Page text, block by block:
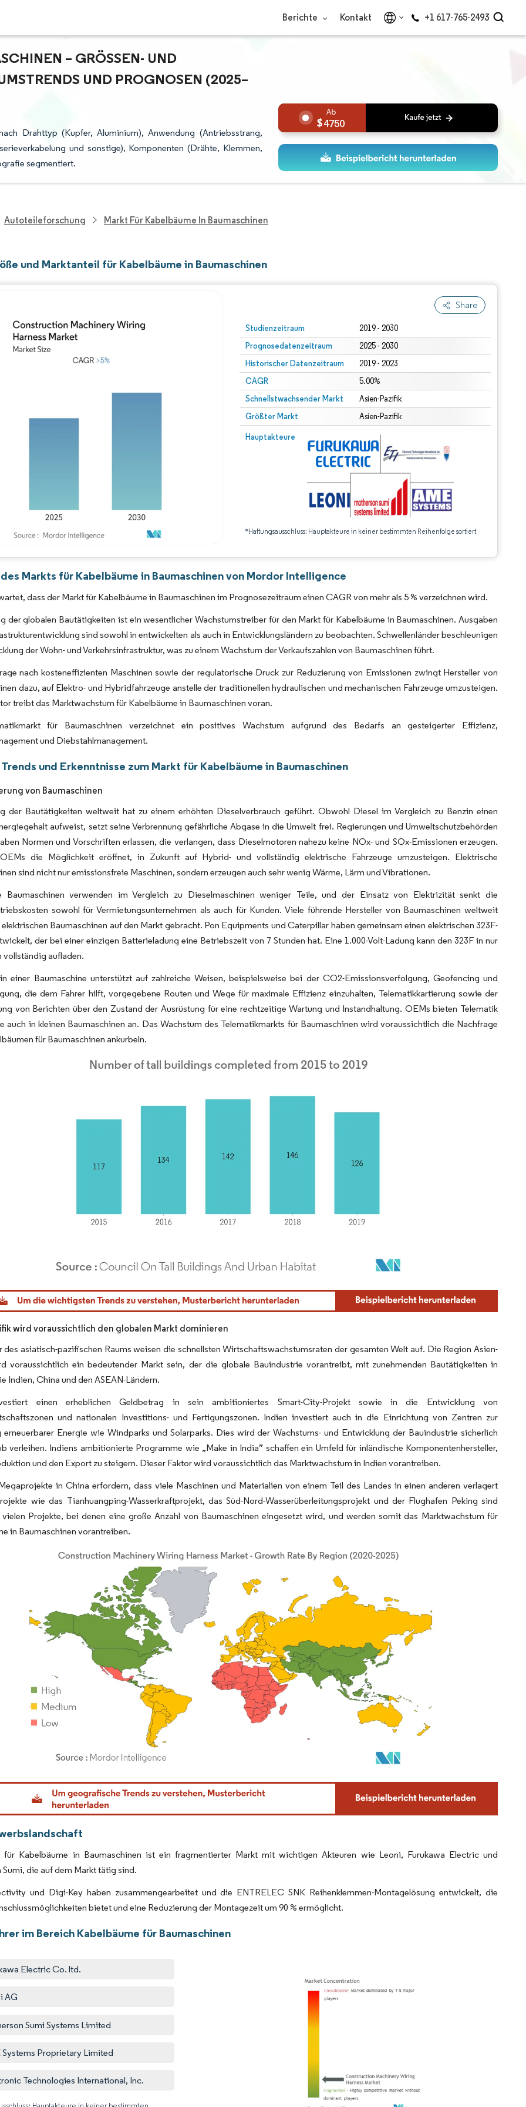
Berichte Kontakt +1 617-765-2493
– GRÖSSEN- UND M
UND PROGNOSEN (2025–2
Drahttyp (Kupfer, Aluminium), Anwendung (Antriebsstrang,
und sonstige), Komponenten (Drähte, Klemmen,
segmentiert.
4750
Autoteileforschung Markt Für Kabelbäume In Baumaschinen
und Marktanteil für Kabelbäume in Baumaschinen
Share
Studienzeitraum 2019 - 2030
Prognosedatenzeitraum 2025 - 2030
Historischer Datenzeitraum 2019 - 2023
CAGR 5.00%
Schnellstwachsender Markt Asien-Pazifik
Größter Markt Asien-Pazifik
Hauptakteure
*Haftungsausschluss: Hauptakteure in keiner bestimmten Reihenfolge sortiert
Markts für Kabelbäume in Baumaschinen von Mordor Intelligence
dass der Markt für Kabelbäume in Baumaschinen im Prognosezeitraum einen CAGR von mehr als 5 % verzeichnen wird.
der globalen Bautätigkeiten ist ein wesentlicher Wachstumstreiber für den Markt für Kabelbäume in Baumaschinen. Ausgaben
sind sowohl in entwickelten als auch in Entwicklungsländern zu beobachten. Schwellenländer beschleunigen
der Wohn- und Verkehrsinfrastruktur, was zu einem Wachstum der Verkaufszahlen von Baumaschinen führt.
nach kosteneffizienten Maschinen sowie der regulatorische Druck zur Reduzierung von Emissionen zwingt Hersteller von
dazu, auf Elektro- und Hybridfahrzeuge anstelle der traditionellen hydraulischen und mechanischen Fahrzeuge umzusteigen.
treibt das Marktwachstum für Kabelbäume in Baumaschinen voran.
für Baumaschinen verzeichnet ein positives Wachstum aufgrund des Bedarfs an gesteigerter Effizienz,
und Diebstahlmanagement.
und Erkenntnisse zum Markt für Kabelbäume in Baumaschinen
von Baumaschinen
der Bautätigkeiten weltweit hat zu einem erhöhten Dieselverbrauch geführt. Obwohl Diesel im Vergleich zu Benzin einen
aufweist, setzt seine Verbrennung gefährliche Abgase in die Umwelt frei. Regierungen und Umweltschutzbehörden
Normen und Vorschriften erlassen, die verlangen, dass Dieselmotoren nahezu keine NOx- und SOx-Emissionen erzeugen.
die Möglichkeit eröffnet, in Zukunft auf Hybrid- und vollständig elektrische Fahrzeuge umzusteigen. Elektrische
sind nicht nur emissionsfreie Maschinen, sondern erzeugen auch sehr wenig Wärme, Lärm und Vibrationen.
Baumaschinen verwenden im Vergleich zu Dieselmaschinen weniger Teile, und der Einsatz von Elektrizität senkt die
sowohl für Vermietungsunternehmen als auch für Kunden. Viele führende Hersteller von Baumaschinen weltweit
Baumaschinen auf den Markt gebracht. Pon Equipments und Caterpillar haben gemeinsam einen elektrischen 323F-
der bei einer einzigen Batterieladung eine Betriebszeit von 7 Stunden hat. Eine 1.000-Volt-Ladung kann den 323F in nur
vollständig aufladen.
einer Baumaschine unterstützt auf zahlreiche Weisen, beispielsweise bei der CO2-Emissionsverfolgung, Geofencing und
die dem Fahrer hilft, vorgegebene Routen und Wege für maximale Effizienz einzuhalten, Telematikkartierung sowie der
von Berichten über den Zustand der Ausrüstung für eine rechtzeitige Wartung und Instandhaltung. OEMs bieten Telematik
auch in kleinen Baumaschinen an. Das Wachstum des Telematikmarkts für Baumaschinen wird voraussichtlich die Nachfrage
für Baumaschinen ankurbeln.
Intelligence. Wiederverwendung erfordert Namensnennung gemäß CC BY 4.0.
wird voraussichtlich den globalen Markt dominieren
des asiatisch-pazifischen Raums weisen die schnellsten Wirtschaftswachstumsraten der gesamten Welt auf. Die Region Asien-
voraussichtlich ein bedeutender Markt sein, der die globale Bauindustrie vorantreibt, mit zunehmenden Bautätigkeiten in
Indien, China und den ASEAN-Ländern.
einen erheblichen Geldbetrag in sein ambitioniertes Smart-City-Projekt sowie in die Entwicklung von
und nationalen Investitions- und Fertigungszonen. Indien investiert auch in die Einrichtung von Zentren zur
erneuerbarer Energie wie Windparks und Solarparks. Dies wird der Wachstums- und Entwicklung der Bauindustrie sicherlich
verleihen. Indiens ambitionierte Programme wie „Make in India” schaffen ein Umfeld für inländische Komponentenhersteller,
und den Export zu steigern. Dieser Faktor wird voraussichtlich das Marktwachstum in Indien vorantreiben.
in China erfordern, dass viele Maschinen und Materialien von einem Teil des Landes in einen anderen verlagert
wie das Tianhuangping-Wasserkraftprojekt, das Süd-Nord-Wasserüberleitungsprojekt und der Flughafen Peking sind
Projekte, bei denen eine große Anzahl von Baumaschinen eingesetzt wird, und werden somit das Marktwachstum für
in Baumaschinen vorantreiben.
Intelligence. Wiederverwendung erfordert Namensnennung gemäß CC BY 4.0.
für Kabelbäume in Baumaschinen ist ein fragmentierter Markt mit wichtigen Akteuren wie Leoni, Furukawa Electric und
Sumi, die auf dem Markt tätig sind.
und Digi-Key haben zusammengearbeitet und die ENTRELEC SNK Reihenklemmen-Montagelösung entwickelt, die
bietet und eine Reduzierung der Montagezeit um 90 % ermöglicht.
im Bereich Kabelbäume für Baumaschinen
Electric Co. ltd.
AG
Sumi Systems Limited
Systems Proprietary Limited
Technologies International, Inc.